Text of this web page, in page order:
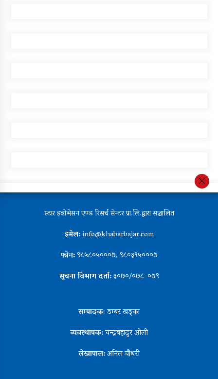
स्टार इन्नोभेसन एण्ड रिसर्च सेन्टर प्रा.लि.द्वारा सञ्चालित
इमेल:info@khabarbajar.com
फोन:९८५८०५०००७, ९८०३९५०००७
सूचना विभाग दर्ता:३०७०/०७८-०७९
सम्पादकःडम्बर खड्का
व्यवस्थापक:चन्द्रबहादुर ओली
लेखापाल:अनिल चौधरी